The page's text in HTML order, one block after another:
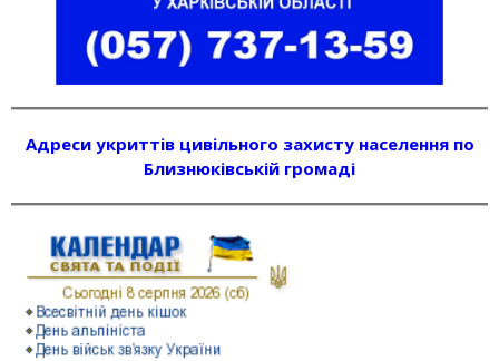
Адреси укриттів цивільного захисту населення по
Близнюківській громаді